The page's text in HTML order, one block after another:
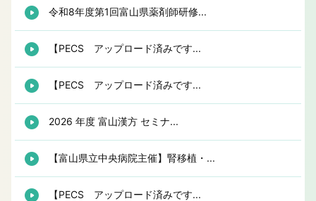
令和8年度第1回富山県薬剤師研修...
【PECS アップロード済みです...
【PECS アップロード済みです...
2026 年度 富山漢方 セミナ...
【富山県立中央病院主催】腎移植・...
【PECS アップロード済みです...